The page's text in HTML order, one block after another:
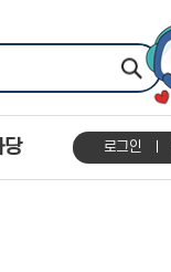
당 로그인